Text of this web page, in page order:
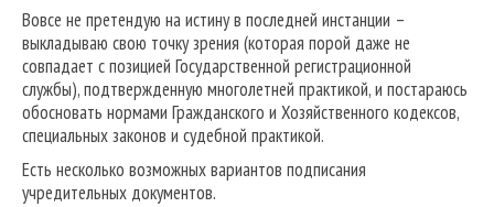
Вовсе не претендую на истину в последней инстанции –
выкладываю свою точку зрения (которая порой даже не
совпадает с позицией Государственной регистрационной
службы), подтвержденную многолетней практикой, и постараюсь
обосновать нормами Гражданского и Хозяйственного кодексов,
специальных законов и судебной практикой.
Есть несколько возможных вариантов подписания
учредительных документов.